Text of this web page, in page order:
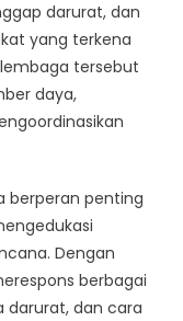
darurat, dan
yang terkena
tersebut
daya,
berperan penting
Dengan
berbagai
darurat, dan cara